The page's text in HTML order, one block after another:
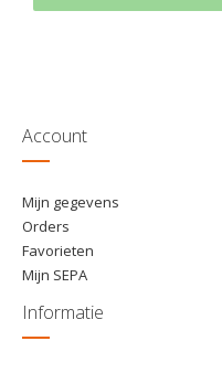
Account
Mijn gegevens
Orders
Favorieten
Mijn SEPA
Informatie